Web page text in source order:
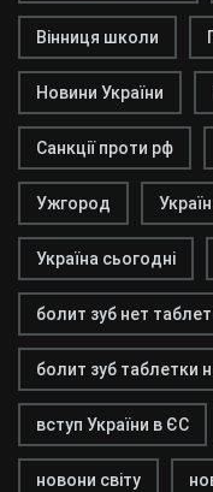
Вінниця школи
Новини України
Санкції проти рф
Ужгород
Україна сьогодні
болит зуб нет
болит зуб таблетки
вступ України в ЄС
новони світу